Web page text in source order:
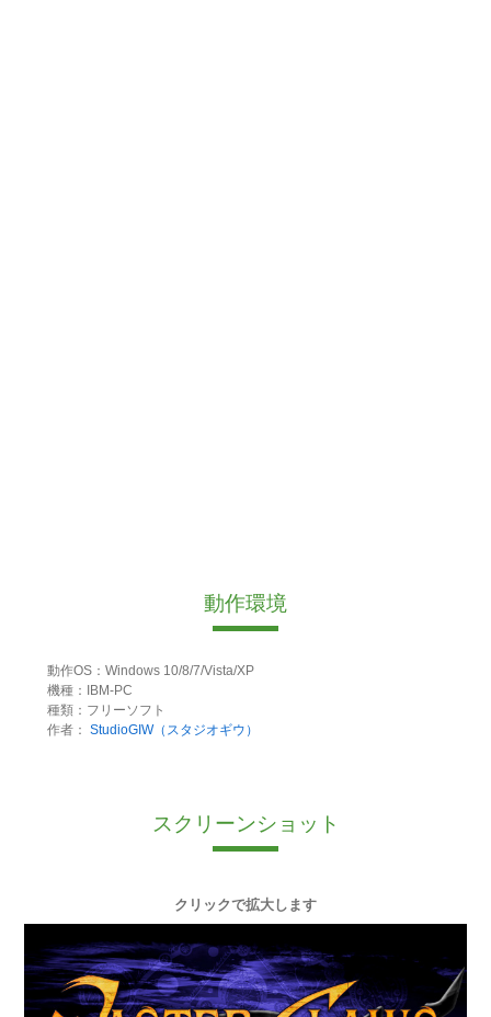
動作環境
動作OS：Windows 10/8/7/Vista/XP
機種：IBM-PC
種類：フリーソフト
作者： StudioGIW（スタジオギウ）
スクリーンショット
クリックで拡大します